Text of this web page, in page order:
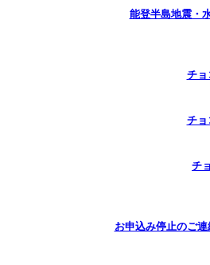
能登半島地震・
チ
チ
チ
お申込み停止のご